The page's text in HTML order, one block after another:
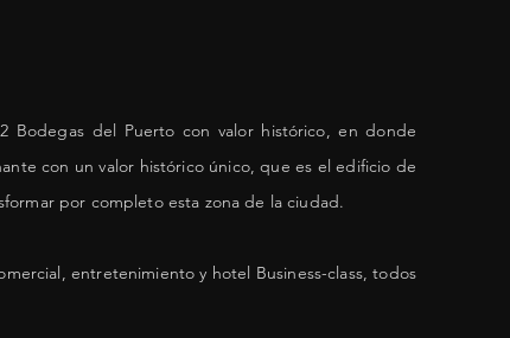
Bodegas del Puerto con valor histórico, en donde
con un valor histórico único, que es el edificio de
por completo esta zona de la ciudad.
entretenimiento y hotel Business-class, todos